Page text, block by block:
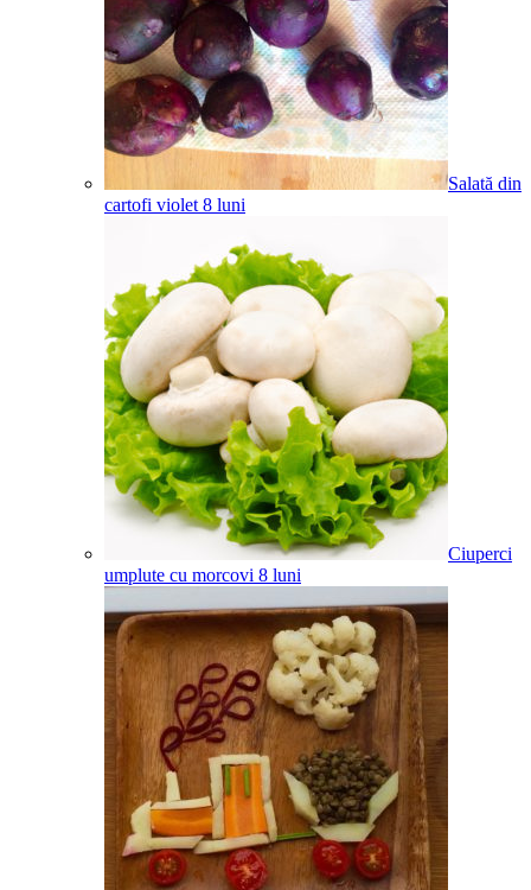
Salată din
cartofi violet 8 luni
Ciuperci
umplute cu morcovi 8 luni